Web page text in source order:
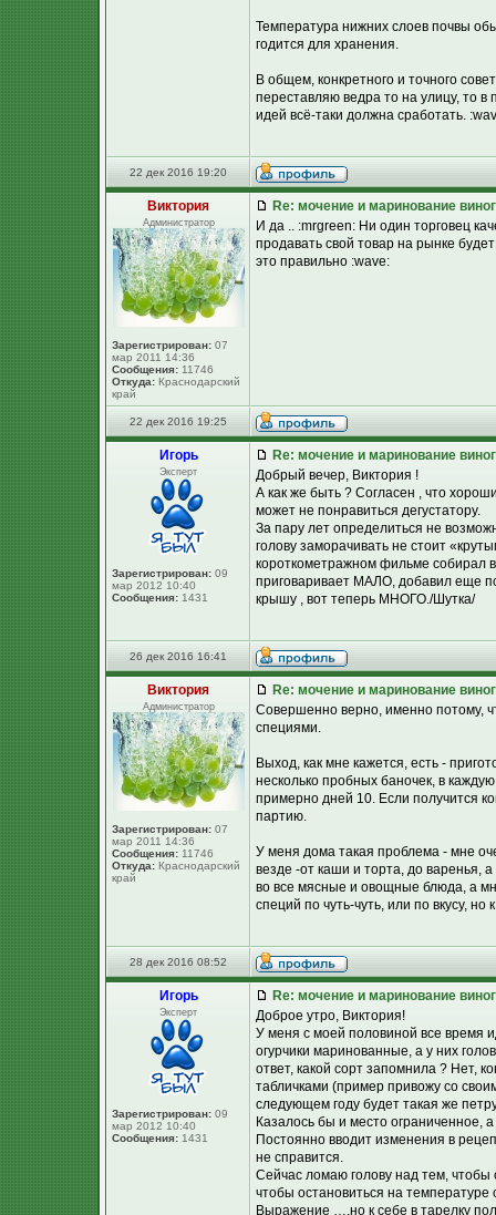
Температура нижних слоев почвы
годится для хранения.
В общем, конкретного и точного
переставляю ведра то на улицу, то
идей всё-таки должна сработать.
22 дек 2016 19:20
Виктория
Администратор
Зарегистрирован: 07
мар 2011 14:36
Сообщения: 11746
Откуда: Краснодарский
край
Re: мочение и маринование
И да .. :mrgreen: Ни один торговец
продавать свой товар на рынке
это правильно :wave:
22 дек 2016 19:25
Игорь
Эксперт
Зарегистрирован: 09
мар 2012 10:40
Сообщения: 1431
Re: мочение и маринование
Добрый вечер, Виктория !
А как же быть ? Согласен , что
может не понравиться дегустатору.
За пару лет определиться не
голову заморачивать не стоит
короткометражном фильме собирал
приговаривает МАЛО, добавил еще
крышу , вот теперь МНОГО./Шутка/
26 дек 2016 16:41
Виктория
Администратор
Зарегистрирован: 07
мар 2011 14:36
Сообщения: 11746
Откуда: Краснодарский
край
Re: мочение и маринование
Совершенно верно, именно потому,
специями.
Выход, как мне кажется, есть -
несколько пробных баночек, в
примерно дней 10. Если получится
партию.
У меня дома такая проблема - мне
везде -от каши и торта, до варенья,
во все мясные и овощные блюда, а
специй по чуть-чуть, или по вкусу, но
28 дек 2016 08:52
Игорь
Эксперт
Зарегистрирован: 09
мар 2012 10:40
Сообщения: 1431
Re: мочение и маринование
Доброе утро, Виктория!
У меня с моей половиной все время
огурчики маринованные, а у них
ответ, какой сорт запомнила ? Нет,
табличками (пример привожу со
следующем году будет такая же
Казалось бы и место ограниченное,
Постоянно вводит изменения в
не справится.
Сейчас ломаю голову над тем,
чтобы остановиться на
Выражение ….но к себе в тарелку